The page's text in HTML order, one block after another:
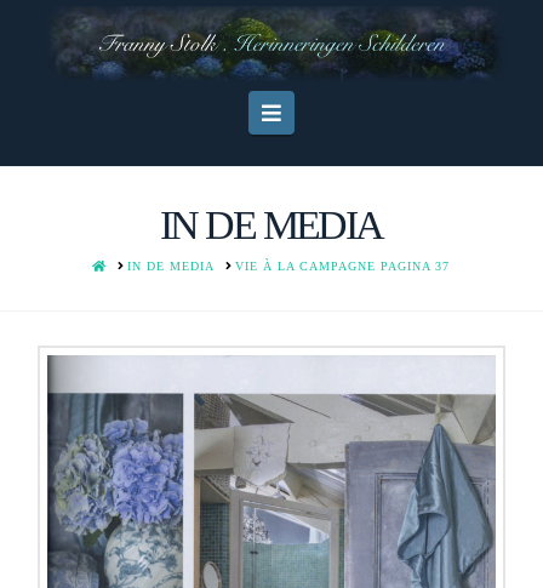
Navigation
IN DE MEDIA
HOMEIN DE MEDIA VIE À LA CAMPAGNE PAGINA 37